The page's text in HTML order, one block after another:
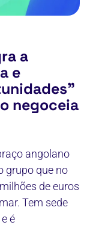
a
e
negoceia
angolano
grupo que no
de euros
Tem sede
é